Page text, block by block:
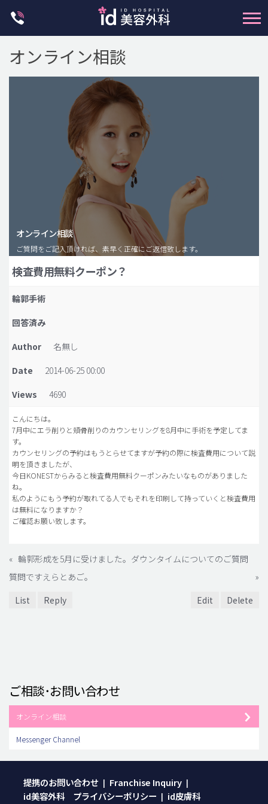
脂肪注入(アンチエイジング)
豊胸手術・バストアップ
プチ整形
idリアルストーリー
idニュース
病院紹介
安全整形
ご相談のお問い合わせ
オンライン相談
オンライン相談
ご質問をご記入頂ければ、素早く正確にご返信致します。
検査費用無料クーポン？
輪郭手術
回答済み
Author
名無し
Date
2014-06-25 00:00
Views
4690
こんにちは。
7月中にエラ削りと頬骨削りのカウンセリングを8月中に手術を予定してま
す。
カウンセリングの予約はもうとらせてますが予約の際に検査費用について説
明を頂きましたが、
今日KONESTからみると検査費用無料クーポンみたいなものがありました
ね。
私のようにもう予約が取れてる人でもそれを印刷して持っていくと検査費用
は無料になりますか？
ご確認お願い致します。
« 輪郭形成を5月に受けました。ダウンタイムについてのご質問
質問ですえらとあご。
»
List
Reply Edit Delete
ご相談･お問い合わせ
オンライン相談
Messenger Channel
提携のお問い合わせ | Franchise Inquiry |
id美容外科 プライバシーポリシー | id皮膚科